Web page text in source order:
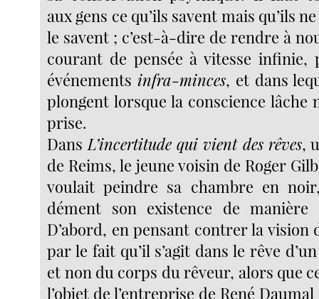
aux gens ce qu’ils savent mais qu’ils
le savent ; c’est-à-dire de rendre à
courant de pensée à vitesse infinie,
événementsinfra-minces, et dans
plongent lorsque la conscience lâche
prise.
DansL’incertitude qui vient des rêves,
de Reims, le jeune voisin de Roger
voulait peindre sa chambre en
dément son existence de
D’abord, en pensant contrer la vision
par le fait qu’il s’agit dans le rêve
et non du corps du rêveur, alors que
l’objet de l’entreprise de René